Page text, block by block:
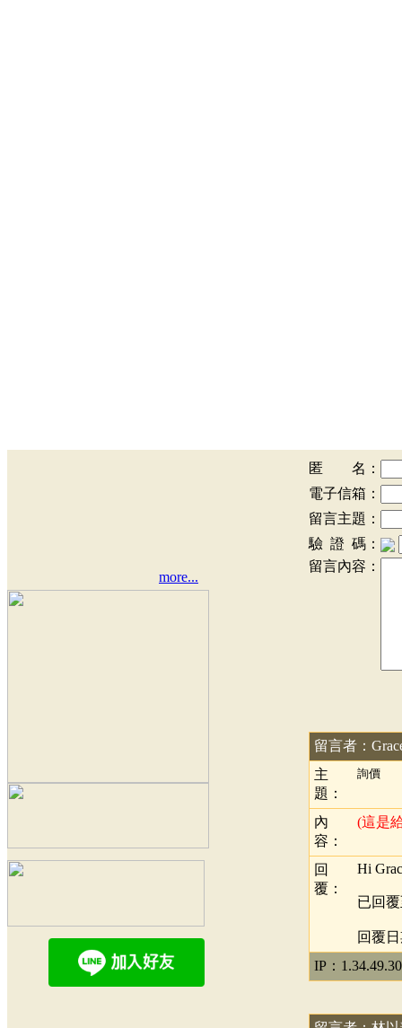
more...
匿 名：
電子信箱：
留言主題：
驗 證 碼：
留言內容：
留言者：
主
題：
詢價
內
容：
(這是
回
覆：
Hi
已回
回覆日
IP：1.34.49.30